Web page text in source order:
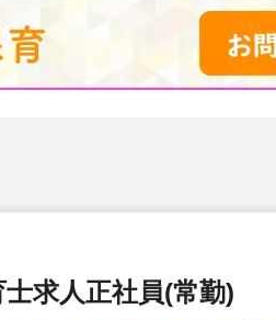
求人正社員(常勤)